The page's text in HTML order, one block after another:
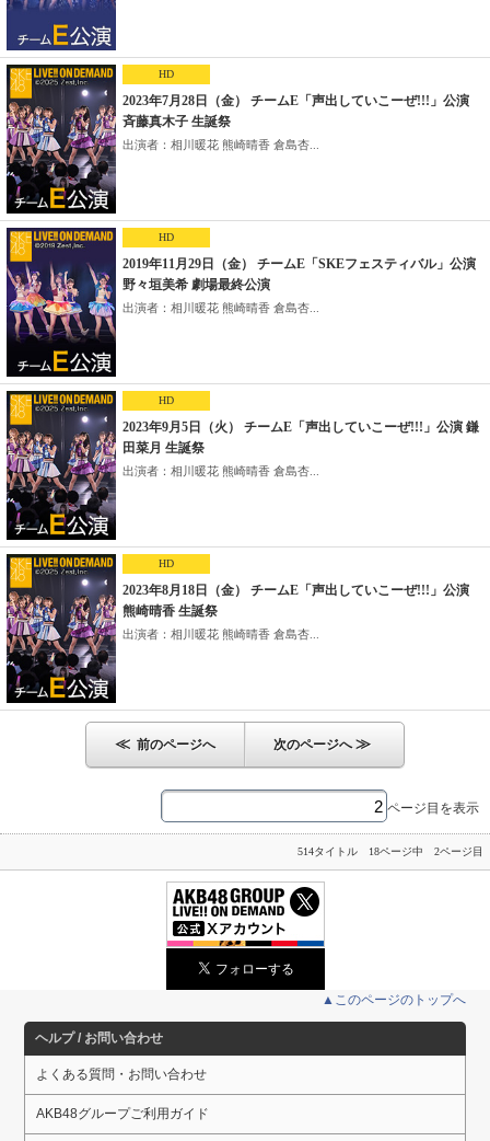
HD
2023年7月28日（金） チームE「声出していこーぜ!!!」公演
斉藤真木子 生誕祭
出演者：相川暖花 熊崎晴香 倉島杏...
HD
2019年11月29日（金） チームE「SKEフェスティバル」公演
野々垣美希 劇場最終公演
出演者：相川暖花 熊崎晴香 倉島杏...
HD
2023年9月5日（火） チームE「声出していこーぜ!!!」公演 鎌
田菜月 生誕祭
出演者：相川暖花 熊崎晴香 倉島杏...
HD
2023年8月18日（金） チームE「声出していこーぜ!!!」公演
熊崎晴香 生誕祭
出演者：相川暖花 熊崎晴香 倉島杏...
≪ 前のページへ 次のページへ≫
ページ目を表示
514タイトル 18ページ中 2ページ目
▲このページのトップへ
ヘルプ / お問い合わせ
よくある質問・お問い合わせ
AKB48グループご利用ガイド